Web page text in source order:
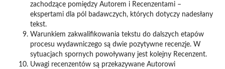
zachodzące pomiędzy Autorem i Recenzentami –
ekspertami dla pól badawczych, których dotyczy nadesłany
tekst.
Warunkiem zakwalifikowania tekstu do dalszych etapów
procesu wydawniczego są dwie pozytywne recenzje. W
sytuacjach spornych powoływany jest kolejny Recenzent.
Uwagi recenzentów są przekazywane Autorowi